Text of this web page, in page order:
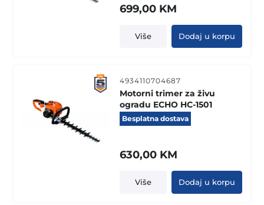
699,00 KM
Više Dodaj u korpu
4934110704687
Motorni trimer za živu
ogradu ECHO HC-1501
Besplatna dostava
630,00 KM
Više Dodaj u korpu